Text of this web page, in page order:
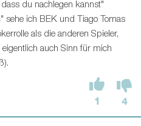
du nachlegen kannst"
sehe ich BEK und Tiago Tomas
als die anderen Spieler,
auch Sinn für mich
1 4